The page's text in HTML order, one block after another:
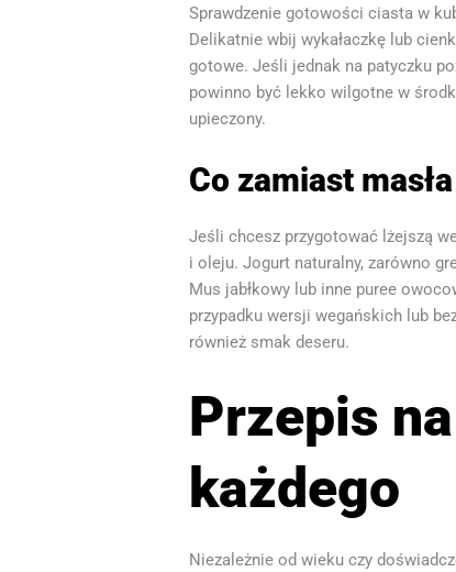
Sprawdzenie gotowości ciasta w
Delikatnie wbij wykałaczkę lub
gotowe. Jeśli jednak na patyczku
powinno być lekko wilgotne w
upieczony.
Co zamiast
Jeśli chcesz przygotować lżejszą
i oleju. Jogurt naturalny, zarówno
Mus jabłkowy lub inne puree
przypadku wersji wegańskich lub
również smak deseru.
Przepis
każdego
Niezależnie od wieku czy